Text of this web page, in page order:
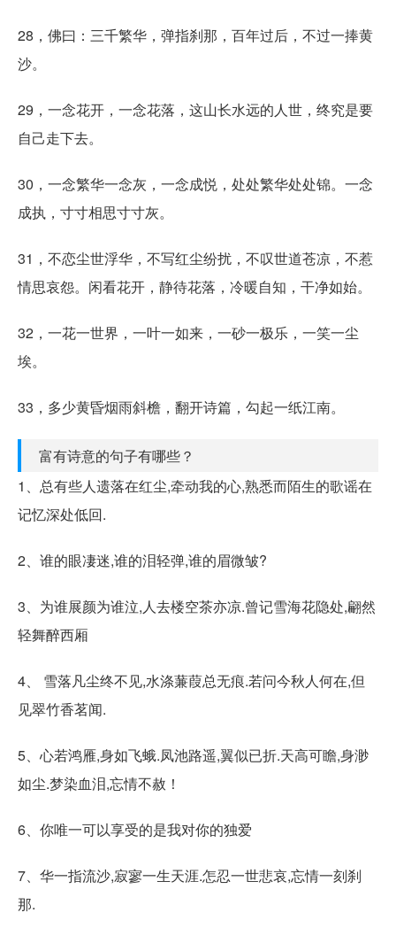
28，佛曰：三千繁华，弹指刹那，百年过后，不过一捧黄
沙。
29，一念花开，一念花落，这山长水远的人世，终究是要
自己走下去。
30，一念繁华一念灰，一念成悦，处处繁华处处锦。一念
成执，寸寸相思寸寸灰。
31，不恋尘世浮华，不写红尘纷扰，不叹世道苍凉，不惹
情思哀怨。闲看花开，静待花落，冷暖自知，干净如始。
32，一花一世界，一叶一如来，一砂一极乐，一笑一尘
埃。
33，多少黄昏烟雨斜檐，翻开诗篇，勾起一纸江南。
富有诗意的句子有哪些？
1、总有些人遗落在红尘,牵动我的心,熟悉而陌生的歌谣在
记忆深处低回.
2、谁的眼凄迷,谁的泪轻弹,谁的眉微皱?
3、为谁展颜为谁泣,人去楼空茶亦凉.曾记雪海花隐处,翩然
轻舞醉西厢
4、 雪落凡尘终不见,水涤蒹葭总无痕.若问今秋人何在,但
见翠竹香茗闻.
5、心若鸿雁,身如飞蛾.凤池路遥,翼似已折.天高可瞻,身渺
如尘.梦染血泪,忘情不赦！
6、你唯一可以享受的是我对你的独爱
7、华一指流沙,寂寥一生天涯.怎忍一世悲哀,忘情一刻刹
那.